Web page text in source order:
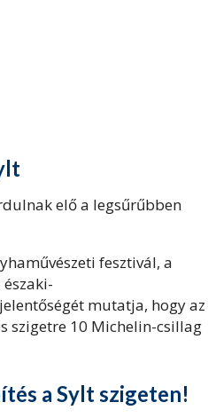
elő a legsűrűbben
fesztivál, a
mutatja, hogy az
szigetre 10 Michelin-csillag
a Sylt szigeten!